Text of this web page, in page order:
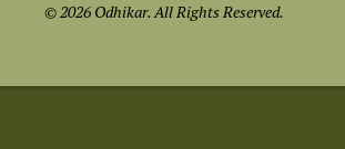
© 2026 Odhikar. All Rights Reserved.